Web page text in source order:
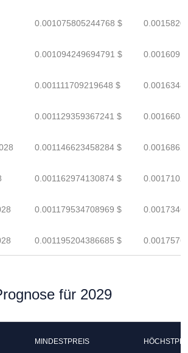
0.001075805244768 $
0.001094249694791 $
0.001111709219648 $
0.001129359367241 $
0.001146623458284 $
0.001162974130874 $
0.001179534708969 $
0.001195204386685 $
für 2029
MINDESTPREIS